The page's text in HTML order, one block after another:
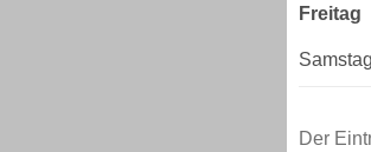
Freitag
Samstag
Der